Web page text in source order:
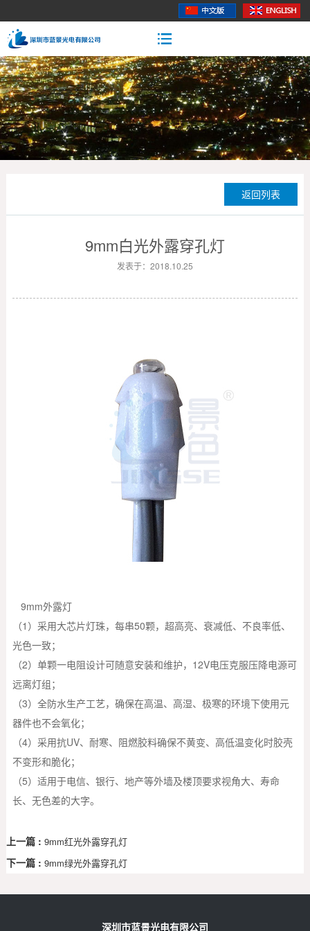
返回列表
9mm白光外露穿孔灯
发表于：2018.10.25
9mm外露灯
（1）采用大芯片灯珠，每串50颗，超高亮、衰减低、不良率低、
光色一致；
（2）单颗一电阻设计可随意安装和维护，12V电压克服压降电源可
远离灯组；
（3）全防水生产工艺，确保在高温、高湿、极寒的环境下使用元
器件也不会氧化；
（4）采用抗UV、耐寒、阻燃胶料确保不黄变、高低温变化时胶壳
不变形和脆化；
（5）适用于电信、银行、地产等外墙及楼顶要求视角大、寿命
长、无色差的大字。
上一篇 : 9mm红光外露穿孔灯
下一篇 : 9mm绿光外露穿孔灯
深圳市蓝景光电有限公司